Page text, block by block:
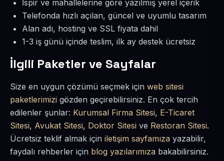
İspir ve mahallelerine göre yazılmış yerel içerik
Telefonda hızlı açılan, güncel ve uyumlu tasarım
Alan adı, hosting ve SSL fiyata dahil
1-3 iş günü içinde teslim, ilk ay destek ücretsiz
İlgili Paketler ve Sayfalar
Size en uygun çözümü seçmek için web sitesi
paketlerimizi gözden geçirebilirsiniz. En çok tercih
edilenler şunlar: Kurumsal Firma Sitesi, E-Ticaret
Sitesi, Avukat Sitesi, Doktor Sitesi ve Restoran Sitesi.
Ücretsiz teklif almak için iletişim sayfamıza yazabilir,
faydalı rehberler için blog yazılarımıza bakabilirsiniz.